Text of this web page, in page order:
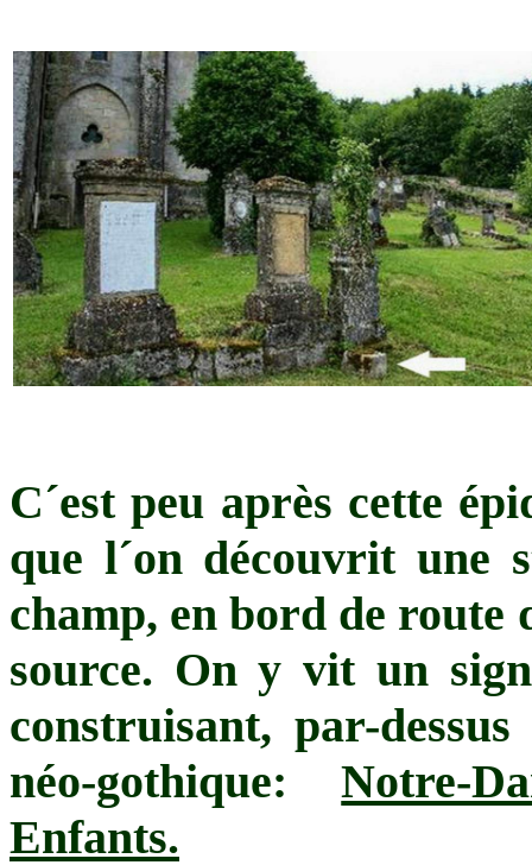
C´est peu après cette
que l´on découvrit une
champ, en bord de route
source. On y vit un
construisant, par-
néo-gothique:Notre-
Enfants.